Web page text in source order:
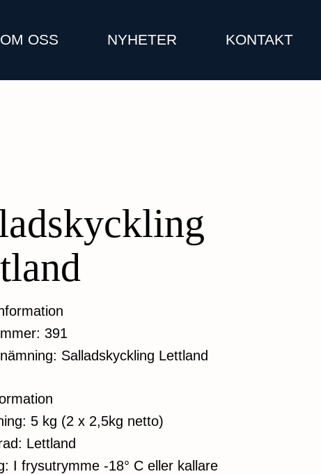
OM OSS NYHETER KONTAKT
391
Salladskyckling Lettland
5 kg (2 x 2,5kg netto)
Lettland
I frysutrymme -18° C eller kallare